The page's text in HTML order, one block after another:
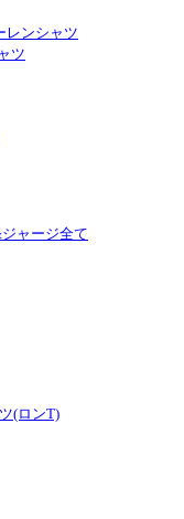
レンシャツ
ツ
ャージ全て
(ロンT)